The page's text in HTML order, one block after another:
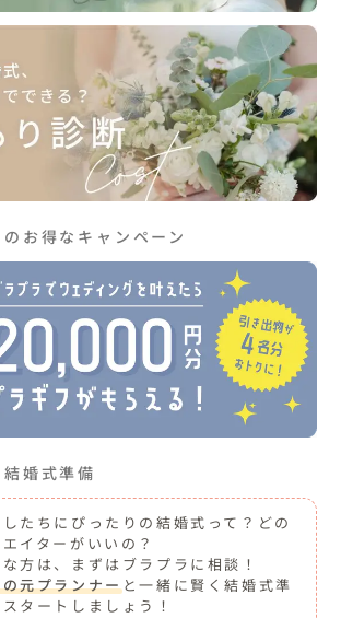
お得なキャンペーン
婚式準備
たちにぴったりの結婚式って？どの
イターがいいの？
方は、まずはブラプラに相談！
元プランナーと一緒に賢く結婚式準
タートしましょう！